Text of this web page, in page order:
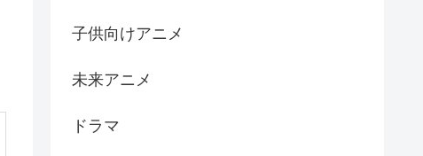
子供向けアニメ
未来アニメ
ドラマ